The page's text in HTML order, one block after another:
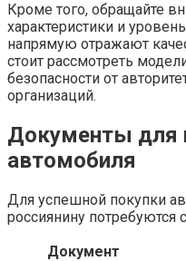
Кроме того, обращайте
характеристики и
напрямую отражают
стоит рассмотреть
безопасности от
организаций.
Документы для
автомобиля
Для успешной покупки
россиянину
Документ